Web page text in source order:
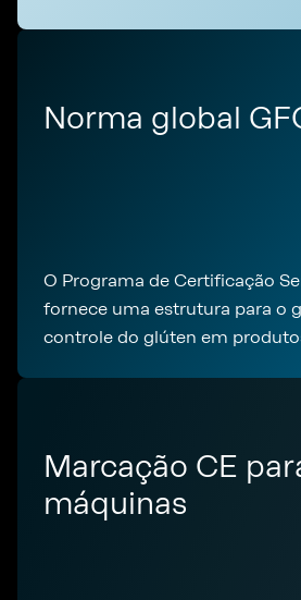
Norma global
O Programa de Certificação
fornece uma estrutura para o
controle do glúten em
Marcação CE
máquinas